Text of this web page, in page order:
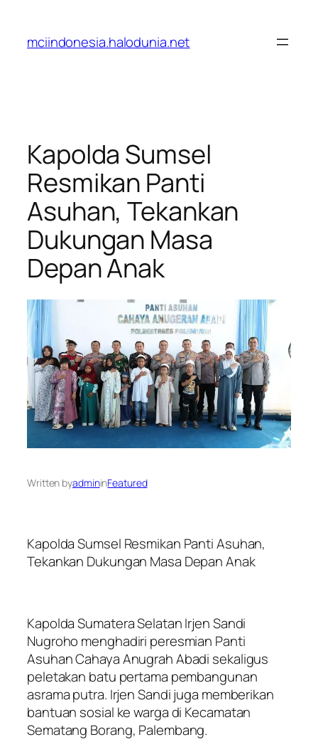
konten
mciindonesia.halodunia.net
Kapolda Sumsel
Resmikan Panti
Asuhan, Tekankan
Dukungan Masa
Depan Anak
Written byadmininFeatured
Kapolda Sumsel Resmikan Panti Asuhan,
Tekankan Dukungan Masa Depan Anak
Kapolda Sumatera Selatan Irjen Sandi
Nugroho menghadiri peresmian Panti
Asuhan Cahaya Anugrah Abadi sekaligus
peletakan batu pertama pembangunan
asrama putra. Irjen Sandi juga memberikan
bantuan sosial ke warga di Kecamatan
Sematang Borang, Palembang.